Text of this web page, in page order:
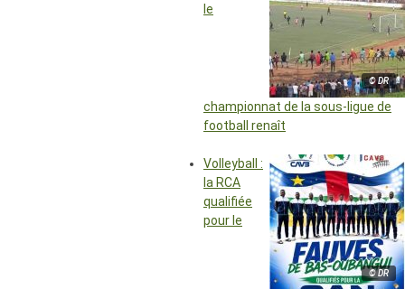
© DR
le
championnat de la sous-ligue de
football renaît
© DR
Volleyball :
la RCA
qualifiée
pour le